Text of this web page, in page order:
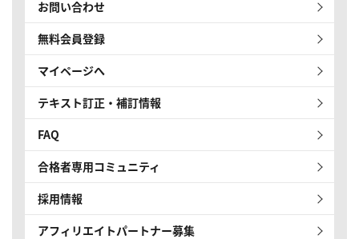
お問い合わせ
無料会員登録
マイページへ
テキスト訂正・補訂情報
FAQ
合格者専用コミュニティ
採用情報
アフィリエイトパートナー募集